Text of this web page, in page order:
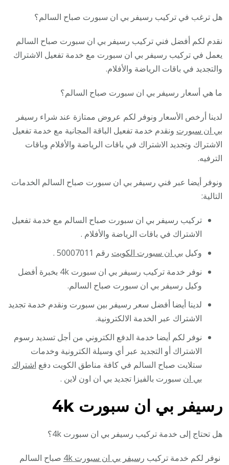
هل ترغب في تركيب رسيفر بي ان سبورت صباح السالم؟
نقدم لكم أفضل فني تركيب رسيفر بي ان سبورت صباح السالم
يعمل في تركيب رسيفر بي ان سبورت مع خدمة تفعيل الاشتراك
والتجديد في باقات الرياضة والأفلام.
ما هي أسعار رسيفر بي ان سبورت صباح السالم؟
لدينا أرخص الأسعار ونوفر لكم عروض ممتازة عند شراء رسيفر
بي ان سبورت ونقدم خدمة تفعيل الباقة المجانية مع خدمة تفعيل
الاشتراك وتجديد الاشتراك في باقات الرياضة والأفلام وباقات
الترفيه.
ونوفر أيضا عبر فني رسيفر بي ان سبورت صباح السالم الخدمات
التالية:
تركيب رسيفر بي ان سبورت صباح السالم مع خدمة تفعيل
الاشتراك في باقات الرياضة والأفلام .
وكيل بي ان سبورت الكويت رقم 50007011 .
نوفر خدمة تركيب رسيفر بي ان سبورت 4k بخبرة أفضل
وكيل رسيفر بي ان سبورت صباح السالم.
لدينا أيضا أفضل سعر رسيفر بين سبورت ونقدم خدمة تجديد
الاشتراك عبر الخدمة الالكترونية.
نوفر لكم أيضا خدمة الدفع الكتروني من أجل تسديد رسوم
الاشتراك أو التجديد عبر أي وسيلة الكترونية وخدمات
ستلايت صباح السالم في كافة مناطق الكويت دفع اشتراك
بي ان سبورت بالفيزا تجديد بي ان اون لاين .
رسيفر بي ان سبورت 4k
هل تحتاج إلى خدمة تركيب رسيفر بي ان سبورت 4k؟
نوفر لكم خدمة تركيب رسيفر بي ان سبورت 4k
صباح السالم